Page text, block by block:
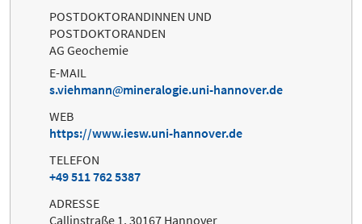
POSTDOKTORANDINNEN UND
POSTDOKTORANDEN
AG Geochemie
E-MAIL
s.viehmann
mineralogie.uni-hannover.de
WEB
https://www.iesw.uni-hannover.de
TELEFON
+49 511 762 5387
ADRESSE
Callinstraße 1, 30167 Hannover